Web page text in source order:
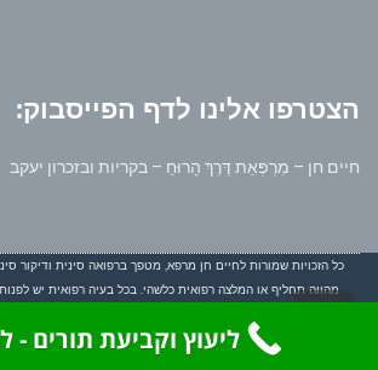
הצטרפו אלינו לדף הפייסבוק:
חיים חן – מִרְפְּאַת דֶּרֶךְ הָרוּחַ – בקריות ובזכרון יעקב
כל הזכויות שמורות לחיים חן מרפא, מטפך ברפואה סינית ודיקור
מהווה תחליף או המלצה רפואית כלשהי. בכל בעיה רפואית יש
גלילה ליעוץ וקביעת תורים -